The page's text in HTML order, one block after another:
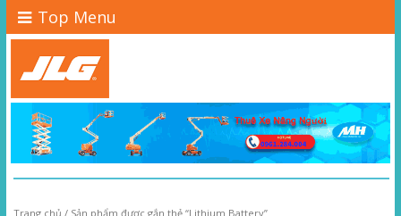
Top Menu
Trang chủ / Sản phẩm được gắn thẻ “Lithium Battery”